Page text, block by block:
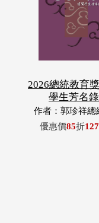
2026總統教育
學生芳名錄
作者：郭珍祥總
優惠價85折127